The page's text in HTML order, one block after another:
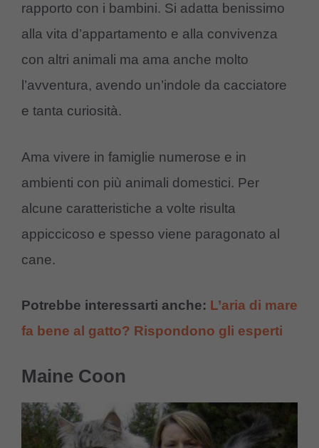
rapporto con i bambini. Si adatta benissimo
alla vita d’appartamento e alla convivenza
con altri animali ma ama anche molto
l’avventura, avendo un’indole da cacciatore
e tanta curiosità.
Ama vivere in famiglie numerose e in
ambienti con più animali domestici. Per
alcune caratteristiche a volte risulta
appiccicoso e spesso viene paragonato al
cane.
Potrebbe interessarti anche: L’aria di mare
fa bene al gatto? Rispondono gli esperti
Maine Coon